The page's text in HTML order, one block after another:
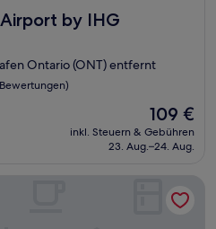
by IHG
by IHG
Ontario (ONT) entfernt
Der
Preis
beträgt
109 €
inkl. Steuern & Gebühren
23. Aug.–24. Aug.
Rancho Cucamonga